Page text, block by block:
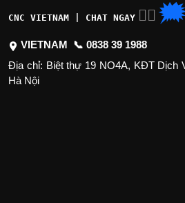
CNC VIETNAM | CHAT NGAY 👉🏽 🗯
VIETNAM 📞 0838 39 1988
Địa chỉ: Biệt thự 19 NO4A, KĐT Dịch
Hà Nội